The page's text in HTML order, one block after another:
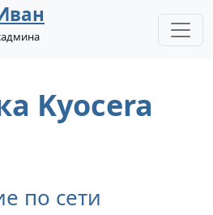
Kyocera
по сети